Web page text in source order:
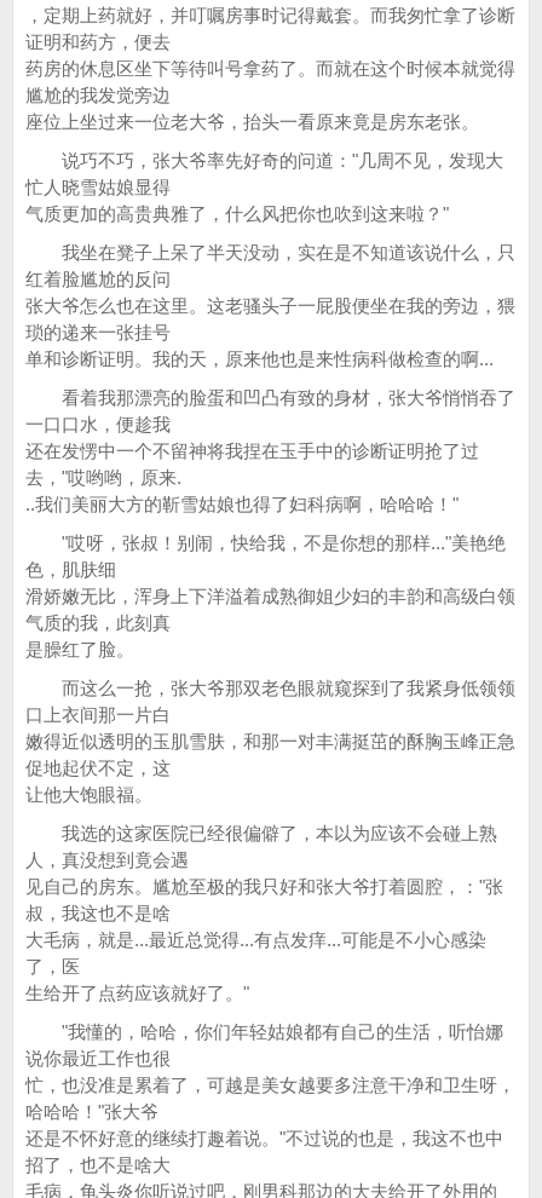
，定期上药就好，并叮嘱房事时记得戴套。而我匆忙拿了诊断
证明和药方，便去
药房的休息区坐下等待叫号拿药了。而就在这个时候本就觉得
尴尬的我发觉旁边
座位上坐过来一位老大爷，抬头一看原来竟是房东老张。
说巧不巧，张大爷率先好奇的问道："几周不见，发现大
忙人晓雪姑娘显得
气质更加的高贵典雅了，什么风把你也吹到这来啦？"
我坐在凳子上呆了半天没动，实在是不知道该说什么，只
红着脸尴尬的反问
张大爷怎么也在这里。这老骚头子一屁股便坐在我的旁边，猥
琐的递来一张挂号
单和诊断证明。我的天，原来他也是来性病科做检查的啊...
看着我那漂亮的脸蛋和凹凸有致的身材，张大爷悄悄吞了
一口口水，便趁我
还在发愣中一个不留神将我捏在玉手中的诊断证明抢了过
去，"哎哟哟，原来.
..我们美丽大方的靳雪姑娘也得了妇科病啊，哈哈哈！"
"哎呀，张叔！别闹，快给我，不是你想的那样..."美艳绝
色，肌肤细
滑娇嫩无比，浑身上下洋溢着成熟御姐少妇的丰韵和高级白领
气质的我，此刻真
是臊红了脸。
而这么一抢，张大爷那双老色眼就窥探到了我紧身低领领
口上衣间那一片白
嫩得近似透明的玉肌雪肤，和那一对丰满挺茁的酥胸玉峰正急
促地起伏不定，这
让他大饱眼福。
我选的这家医院已经很偏僻了，本以为应该不会碰上熟
人，真没想到竟会遇
见自己的房东。尴尬至极的我只好和张大爷打着圆腔，："张
叔，我这也不是啥
大毛病，就是...最近总觉得...有点发痒...可能是不小心感染
了，医
生给开了点药应该就好了。"
"我懂的，哈哈，你们年轻姑娘都有自己的生活，听怡娜
说你最近工作也很
忙，也没准是累着了，可越是美女越要多注意干净和卫生呀，
哈哈哈！"张大爷
还是不怀好意的继续打趣着说。"不过说的也是，我这不也中
招了，也不是啥大
毛病，龟头炎你听说过吧，刚男科那边的大夫给开了外用的